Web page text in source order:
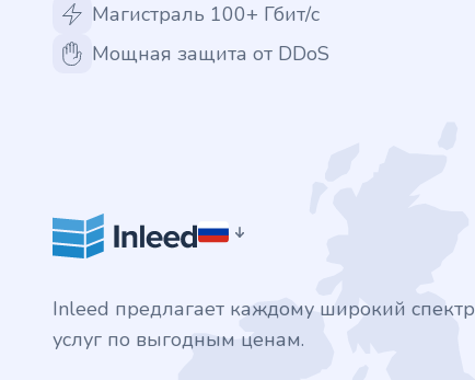
Магистраль 100+ Гбит/с
Мощная защита от DDoS
Inleed предлагает каждому широкий спектр
услуг по выгодным ценам.